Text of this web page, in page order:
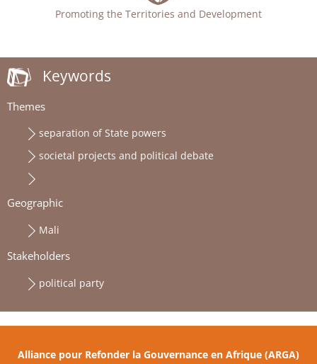
Promoting the Territories and Development
Keywords
Themes
separation of State powers
societal projects and political debate
Geographic
Mali
Stakeholders
political party
Alliance pour Refonder la Gouvernance en Afrique (ARGA)